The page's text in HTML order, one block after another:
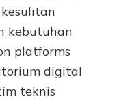
kebutuhan
platforms
digital
teknis